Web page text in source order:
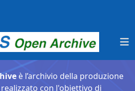
è l’archivio della produzione
con l'obiettivo di